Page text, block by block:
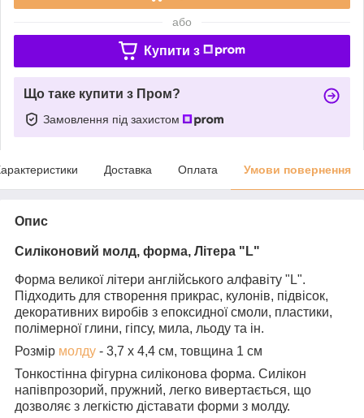
або
Купити з
Що таке купити з Пром?
Замовлення під захистом
Доставка Оплата Умови повернення
Опис
Силіконовий молд, форма, Літера "L"
Форма великої літери англійського алфавіту "L".
Підходить для створення прикрас, кулонів, підвісок,
декоративних виробів з епоксидної смоли, пластики,
полімерної глини, гіпсу, мила, льоду та ін.
Розмір молду - 3,7 х 4,4 см, товщина 1 см
Тонкостінна фігурна силіконова форма. Силікон
напівпрозорий, пружний, легко вивертається, що
дозволяє з легкістю діставати форми з молду.